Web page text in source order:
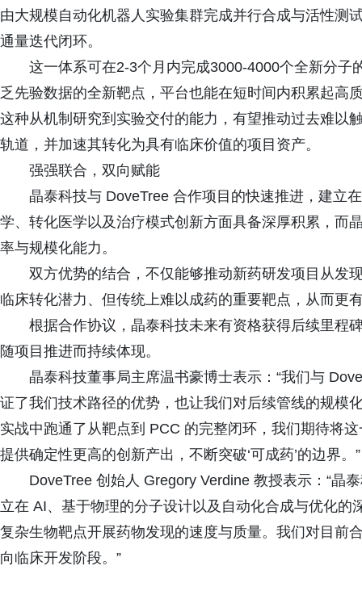
由大规模自动化机器人实验集群完成并行合成与活性
通量迭代闭环。
这一体系可在2-3个月内完成3000-4000个全新分
乏先验数据的全新靶点，平台也能在短时间内积累起高
这种从机制研究到实验交付的能力，有望推动过去难以
轨道，并加速其转化为具有临床价值的项目资产。
强强联合，双向赋能
晶泰科技与 DoveTree 合作项目的快速推进，建立
学、转化医学以及治疗模式创新方面具备深厚积累，而
率与规模化能力。
双方优势的结合，不仅能够推动新药研发项目从发
临床转化潜力、但传统上难以成药的重要靶点，从而更
根据合作协议，晶泰科技未来有资格获得后续里程
随项目推进而持续体现。
晶泰科技董事局主席温书豪博士表示：“我们与
证了我们技术路径的优势，也让我们对后续管线的规模
实战中跑通了从靶点到 PCC 的完整闭环，我们期待将
提供确定性更高的创新产出，不断突破‘可成药’的边界。”
DoveTree 创始人 Gregory Verdine 教授表示：“晶
立在 AI、基于物理的分子设计以及自动化合成与优化
复杂生物靶点开展药物发现的速度与质量。我们对目前
向临床开发阶段。”